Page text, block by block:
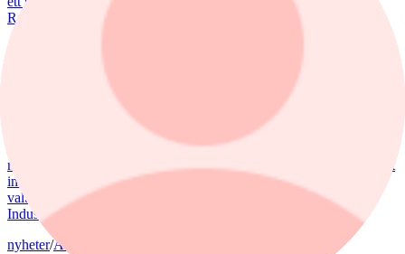
RaySearch Laboratories är ett nytt innehav i fonden.
nyheter
Fondvinnare med banktung portfölj
Tommi Saukkoriipi har styrt nästan halva SEB Swedish Value Fund
mot finanssektorn. Det har varit ett vinnande drag. Fonden har slagit
index tydligt både i år och på längre sikt. Samtidigt har förvaltaren
valt sida mellan börsens två stora maktbolag - Investor och
Industrivärden.
nyheter/Aktiefonder